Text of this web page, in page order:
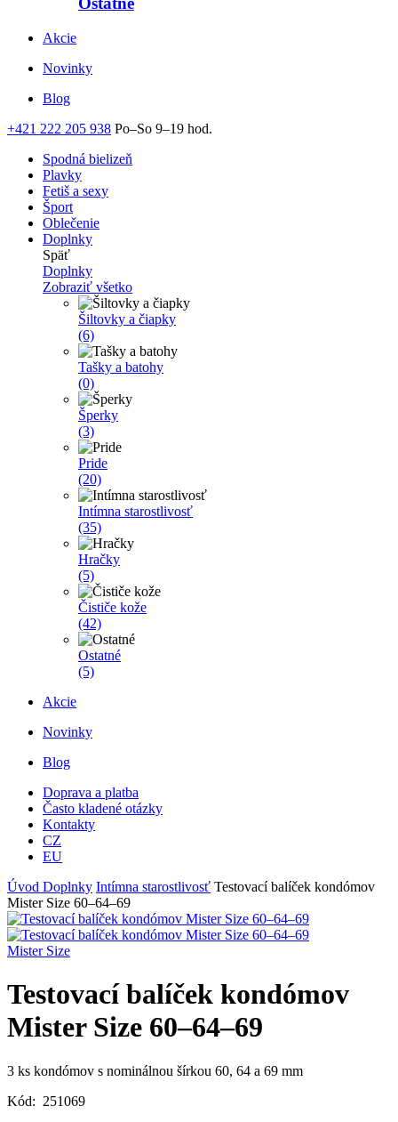
Akcie
Novinky
Blog
+421 222 205 938 Po–So 9–19 hod.
Spodná bielizeň
Plavky
Fetiš a sexy
Šport
Oblečenie
Doplnky
Späť
Doplnky
Zobraziť všetko
Šiltovky a čiapky
(6)
Tašky a batohy
(0)
Šperky
(3)
Pride
(20)
Intímna starostlivosť
(35)
Hračky
(5)
Čističe kože
(42)
Ostatné
(5)
Akcie
Novinky
Blog
Doprava a platba
Často kladené otázky
Kontakty
CZ
EU
Úvod Doplnky Intímna starostlivosť Testovací balíček kondómov
Mister Size 60–64–69
Mister Size
Testovací balíček kondómov
Mister Size 60–64–69
3 ks kondómov s nominálnou šírkou 60, 64 a 69 mm
Kód: 251069